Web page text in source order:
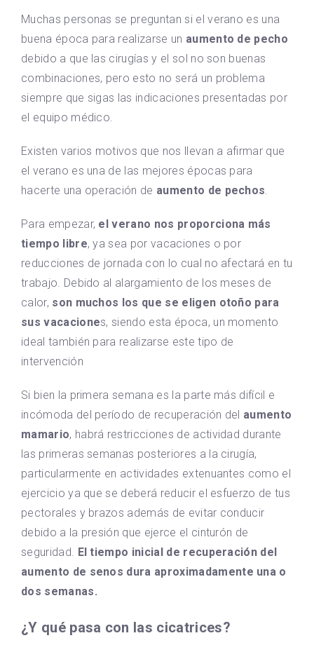
Muchas personas se preguntan si el verano es una
buena época para realizarse un aumento de pecho
debido a que las cirugías y el sol no son buenas
combinaciones, pero esto no será un problema
siempre que sigas las indicaciones presentadas por
el equipo médico.
Existen varios motivos que nos llevan a afirmar que
el verano es una de las mejores épocas para
hacerte una operación de aumento de pechos
Para empezar, el verano nos proporciona más
tiempo libre, ya sea por vacaciones o por
reducciones de jornada con lo cual no afectará en tu
trabajo. Debido al alargamiento de los meses de
calor, son muchos los que se eligen otoño para
sus vacaciones, siendo esta época, un momento
ideal también para realizarse este tipo de
intervención
Si bien la primera semana es la parte más difícil e
incómoda del período de recuperación del aumento
mamario, habrá restricciones de actividad durante
las primeras semanas posteriores a la cirugía,
particularmente en actividades extenuantes como el
ejercicio ya que se deberá reducir el esfuerzo de tus
pectorales y brazos además de evitar conducir
debido a la presión que ejerce el cinturón de
seguridad. El tiempo inicial de recuperación del
aumento de senos dura aproximadamente una o
dos semanas.
¿Y qué pasa con las cicatrices?